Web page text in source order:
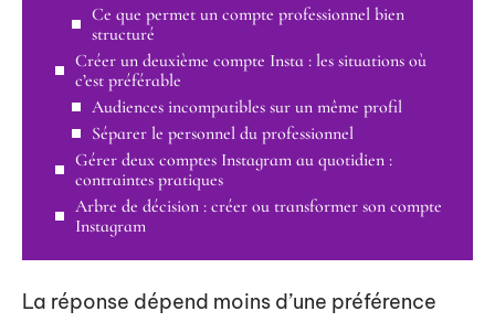
Ce que permet un compte professionnel bien
structuré
Créer un deuxième compte Insta : les situations où
c’est préférable
Audiences incompatibles sur un même profil
Séparer le personnel du professionnel
Gérer deux comptes Instagram au quotidien :
contraintes pratiques
Arbre de décision : créer ou transformer son compte
Instagram
La réponse dépend moins d’une préférence